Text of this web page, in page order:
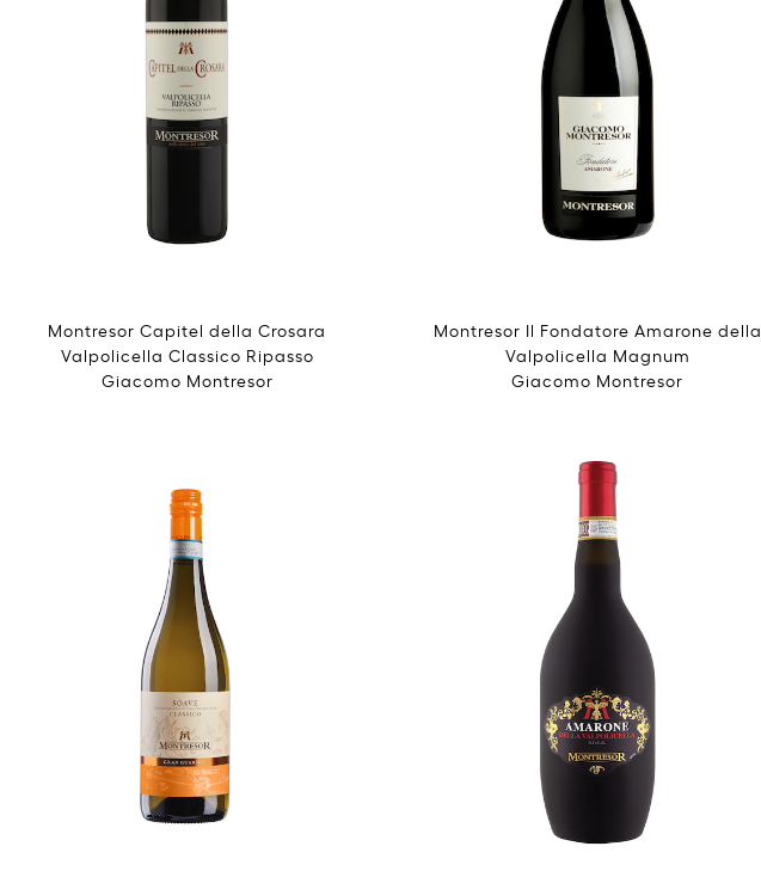
Montresor Capitel della Crosara
Valpolicella Classico Ripasso
Giacomo Montresor
Montresor Il Fondatore Amarone della
Valpolicella Magnum
Giacomo Montresor